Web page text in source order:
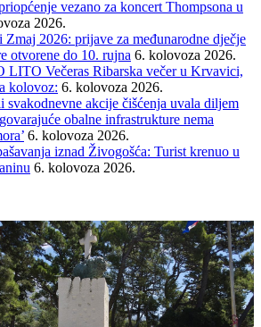
vezano za koncert Thompsona u
2026.
2026: prijave za međunarodne dječje
otvorene do 10. rujna 6. kolovoza 2026.
Večeras Ribarska večer u Krvavici,
kolovoz: 6. kolovoza 2026.
svakodnevne akcije čišćenja uvala diljem
obalne infrastrukture nema
6. kolovoza 2026.
iznad Živogošća: Turist krenuo u
6. kolovoza 2026.